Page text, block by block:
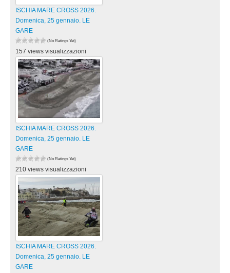
ISCHIA MARE CROSS 2026.
Domenica, 25 gennaio. LE
GARE
(No Ratings Yet)
157 views visualizzazioni
ISCHIA MARE CROSS 2026.
Domenica, 25 gennaio. LE
GARE
(No Ratings Yet)
210 views visualizzazioni
ISCHIA MARE CROSS 2026.
Domenica, 25 gennaio. LE
GARE